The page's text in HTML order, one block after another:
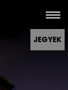
JEGYEK